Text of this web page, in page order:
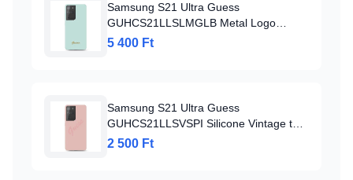
Samsung S21 Ultra Guess
GUHCS21LLSLMGLB Metal Logo
szilikon tok világoskék
5 400 Ft
Samsung S21 Ultra Guess
GUHCS21LLSVSPI Silicone Vintage tok
pink
2 500 Ft